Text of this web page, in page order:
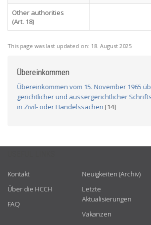
Other authorities
(Art. 18)
This page was last updated on: 18. August 2025
Übereinkommen
Übereinkommen vom 15. November 1965
gerichtlicher und aussergerichtlicher
in Zivil- oder Handelssachen [14]
Kontakt
Über die HCCH
FAQ
Neuigkeiten (Archiv)
Letzte
Aktualisierungen
Vakanzen